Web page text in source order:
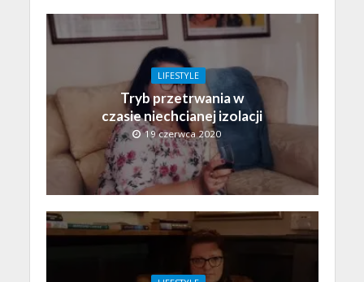
LIFESTYLE
Tryb przetrwania w
czasie niechcianej izolacji
19 czerwca 2020